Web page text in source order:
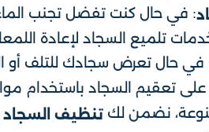
: في حال كنت تفضل تجنب
تلميع السجاد لإعادة
في حال تعرض سجادك للتلف أو
تعقيم السجاد باستخدام
نضمن لك تنظيف السجاد